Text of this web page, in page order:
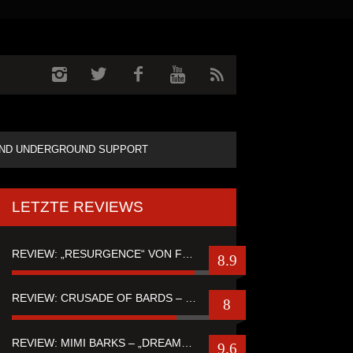
UNDERGROUND SUPPORT
LETZTE REVIEWS
8.9
REVIEW: CRUSADE OF BARDS – “TALES OF DISTANT WORLDS“ 8
9.6